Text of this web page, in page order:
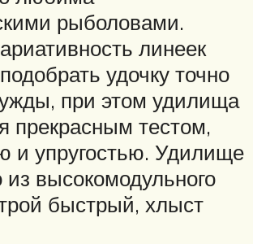
рыболовами.
линеек
удочку точно
при этом удилища
прекрасным тестом,
и упругостью. Удилище
высокомодульного
быстрый, хлыст